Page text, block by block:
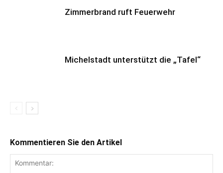
Zimmerbrand ruft Feuerwehr
Michelstadt unterstützt die „Tafel“
Kommentieren Sie den Artikel